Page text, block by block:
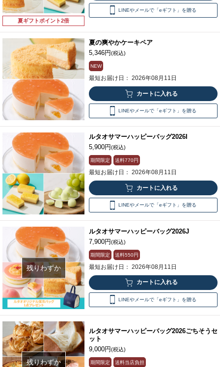
夏ギフトポイント2倍
LINEやメールで「eギフト」を贈る
夏の爽やかケーキペア
5,346円(税込)
NEW
最短お届け日： 2026年08月11日
LINEやメールで「eギフト」を贈る
ルタオサマーハッピーバッグ2026I
5,900円(税込)
期間限定 送料770円
最短お届け日： 2026年08月11日
LINEやメールで「eギフト」を贈る
残りわずか
ルタオサマーハッピーバッグ2026J
7,900円(税込)
期間限定 送料550円
最短お届け日： 2026年08月11日
LINEやメールで「eギフト」を贈る
残りわずか
ルタオサマーハッピーバッグ2026ごちそうセ
ット
9,000円(税込)
期間限定 送料当店負担